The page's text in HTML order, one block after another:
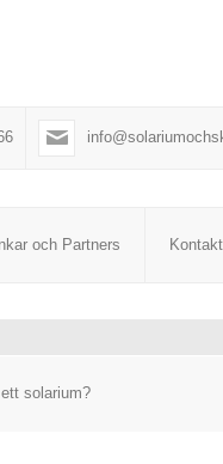
och Partners Kontakt
solarium?